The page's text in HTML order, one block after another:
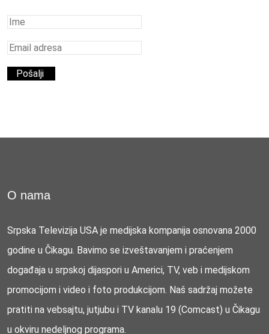
O nama
Srpska Televizija USA je medijska kompanija osnovana 2000
godine u Čikagu. Bavimo se izveštavanjem i praćenjem
događaja u srpskoj dijaspori u Americi, TV, veb i medijskom
promocijom i video i foto produkcijom. Naš sadržaj možete
pratiti na vebsajtu, jutjubu i TV kanalu 19 (Comcast) u Čikagu
u okviru nedeljnog programa.